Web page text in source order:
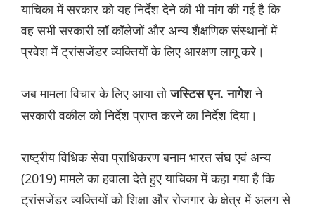
याचिका में सरकार को यह निर्देश देने की भी मांग की गई है कि
वह सभी सरकारी लॉ कॉलेजों और अन्य शैक्षणिक संस्थानों में
प्रवेश में ट्रांसजेंडर व्यक्तियों के लिए आरक्षण लागू करे।
जब मामला विचार के लिए आया तोजस्टिस एन. नागेशने
सरकारी वकील को निर्देश प्राप्त करने का निर्देश दिया।
राष्ट्रीय विधिक सेवा प्राधिकरण बनाम भारत संघ एवं अन्य
(2019) मामले का हवाला देते हुए याचिका में कहा गया है कि
ट्रांसजेंडर व्यक्तियों को शिक्षा और रोजगार के क्षेत्र में अलग से